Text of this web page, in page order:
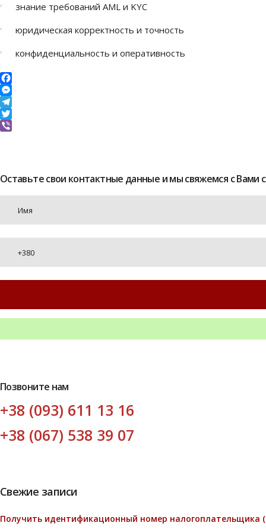
знание требований AML и KYC
юридическая корректность и точность
конфиденциальность и оперативность
Facebook
Messenger
Telegram
Twitter
Оставьте свои контактные данные и мы свяжемся с Вами
Позвоните нам
+38 (093) 611 13 16
+38 (067) 538 39 07
Свежие записи
Получить идентификационный номер